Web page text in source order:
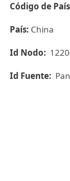
Código de
País: China
Id Nodo:
Id Fuente: